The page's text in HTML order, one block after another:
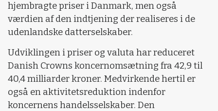
hjembragte priser i Danmark, men også
værdien af den indtjening der realiseres i de
udenlandske datterselskaber.
Udviklingen i priser og valuta har reduceret
Danish Crowns koncernomsætning fra 42,9 til
40,4 milliarder kroner. Medvirkende hertil er
også en aktivitetsreduktion indenfor
koncernens handelsselskaber. Den